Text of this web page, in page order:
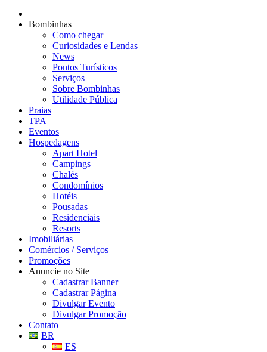
Bombinhas
Como chegar
Curiosidades e Lendas
News
Pontos Turísticos
Serviços
Sobre Bombinhas
Utilidade Pública
Praias
TPA
Eventos
Hospedagens
Apart Hotel
Campings
Chalés
Condomínios
Hotéis
Pousadas
Residenciais
Resorts
Imobiliárias
Comércios / Serviços
Promoções
Anuncie no Site
Cadastrar Banner
Cadastrar Página
Divulgar Evento
Divulgar Promoção
Contato
BR
ES